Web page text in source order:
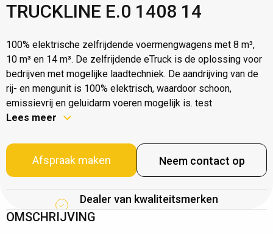
TRUCKLINE E.0 1408 14
100% elektrische zelfrijdende voermengwagens met 8 m³,
10 m³ en 14 m³. De zelfrijdende eTruck is de oplossing voor
bedrijven met mogelijke laadtechniek. De aandrijving van de
rij- en mengunit is 100% elektrisch, waardoor schoon,
emissievrij en geluidarm voeren mogelijk is. test
Lees meer
Afspraak maken Neem contact op
Dealer van kwaliteitsmerken
OMSCHRIJVING